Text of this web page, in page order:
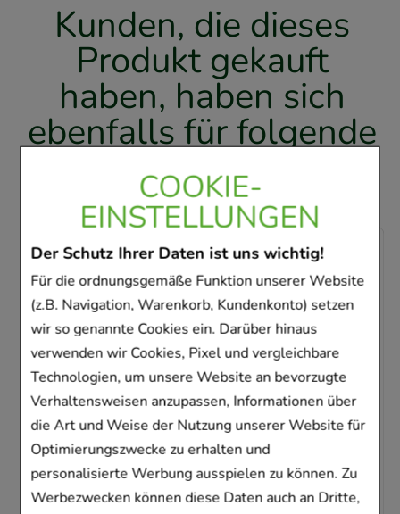
COOKIE-
EINSTELLUNGEN
Der Schutz Ihrer Daten ist uns wichtig!
Für die ordnungsgemäße Funktion unserer Website
(z.B. Navigation, Warenkorb, Kundenkonto) setzen
wir so genannte Cookies ein. Darüber hinaus
verwenden wir Cookies, Pixel und vergleichbare
Technologien, um unsere Website an bevorzugte
Verhaltensweisen anzupassen, Informationen über
die Art und Weise der Nutzung unserer Website für
Optimierungszwecke zu erhalten und
personalisierte Werbung ausspielen zu können. Zu
Werbezwecken können diese Daten auch an Dritte,
Kunden, die dieses
Produkt gekauft
haben, haben sich
ebenfalls für folgende
Artikel entschieden
FRUBIASE SPORT Waldfrucht
Brausetabletten
STADA Consumer Health Deutschland GmbH
20 St
Brausetabletten
07678722
-26,5%